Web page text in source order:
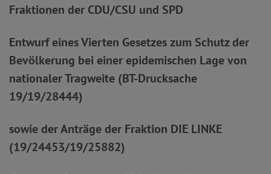
Fraktionen der CDU/CSU und SPD
Entwurf eines Vierten Gesetzes zum Schutz der
Bevölkerung bei einer epidemischen Lage von
nationaler Tragweite (BT-Drucksache
19/19/28444)
sowie der Anträge der Fraktion DIE LINKE
(19/24453/19/25882)